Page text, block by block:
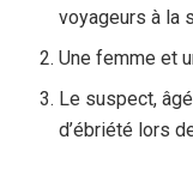
voyageurs à la
Une femme et
Le suspect,
d’ébriété lors